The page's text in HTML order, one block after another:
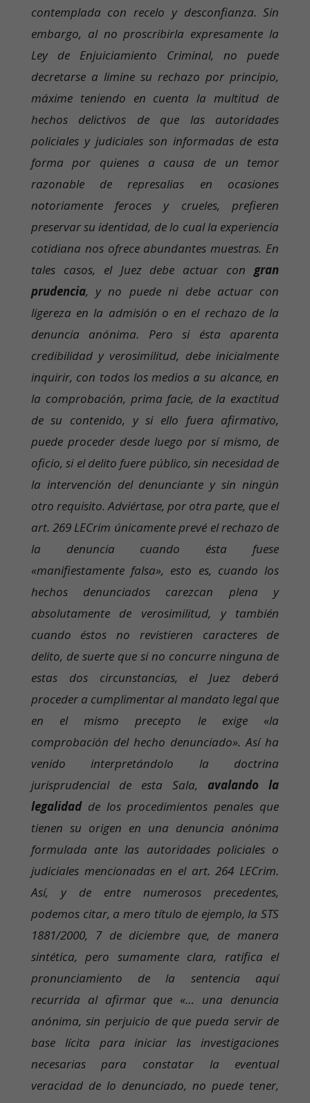
contemplada con recelo y desconfianza. Sin
embargo, al no proscribirla expresamente la
Ley de Enjuiciamiento Criminal, no puede
decretarse a limine su rechazo por principio,
máxime teniendo en cuenta la multitud de
hechos delictivos de que las autoridades
policiales y judiciales son informadas de esta
forma por quienes a causa de un temor
razonable de represalias en ocasiones
notoriamente feroces y crueles, prefieren
preservar su identidad, de lo cual la experiencia
cotidiana nos ofrece abundantes muestras. En
tales casos, el Juez debe actuar congran
prudencia, y no puede ni debe actuar con
ligereza en la admisión o en el rechazo de la
denuncia anónima. Pero si ésta aparenta
credibilidad y verosimilitud, debe inicialmente
inquirir, con todos los medios a su alcance, en
la comprobación, prima facie, de la exactitud
de su contenido, y si ello fuera afirmativo,
puede proceder desde luego por sí mismo, de
oficio, si el delito fuere público, sin necesidad de
la intervención del denunciante y sin ningún
otro requisito. Adviértase, por otra parte, que el
art. 269 LECrim únicamente prevé el rechazo de
la denuncia cuando ésta fuese
«manifiestamente falsa», esto es, cuando los
hechos denunciados carezcan plena y
absolutamente de verosimilitud, y también
cuando éstos no revistieren caracteres de
delito, de suerte que si no concurre ninguna de
estas dos circunstancias, el Juez deberá
proceder a cumplimentar al mandato legal que
en el mismo precepto le exige «la
comprobación del hecho denunciado». Así ha
venido interpretándolo la doctrina
jurisprudencial de esta Sala, avalando la
legalidadde los procedimientos penales que
tienen su origen en una denuncia anónima
formulada ante las autoridades policiales o
judiciales mencionadas en el art. 264 LECrim.
Así, y de entre numerosos precedentes,
podemos citar, a mero título de ejemplo, la STS
1881/2000, 7 de diciembre que, de manera
sintética, pero sumamente clara, ratifica el
pronunciamiento de la sentencia aquí
recurrida al afirmar que «… una denuncia
anónima, sin perjuicio de que pueda servir de
base lícita para iniciar las investigaciones
necesarias para constatar la eventual
veracidad de lo denunciado, no puede tener,